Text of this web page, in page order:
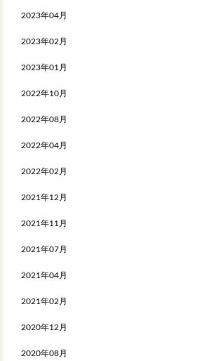
2023年04月
2023年02月
2023年01月
2022年10月
2022年08月
2022年04月
2022年02月
2021年12月
2021年11月
2021年07月
2021年04月
2021年02月
2020年12月
2020年08月